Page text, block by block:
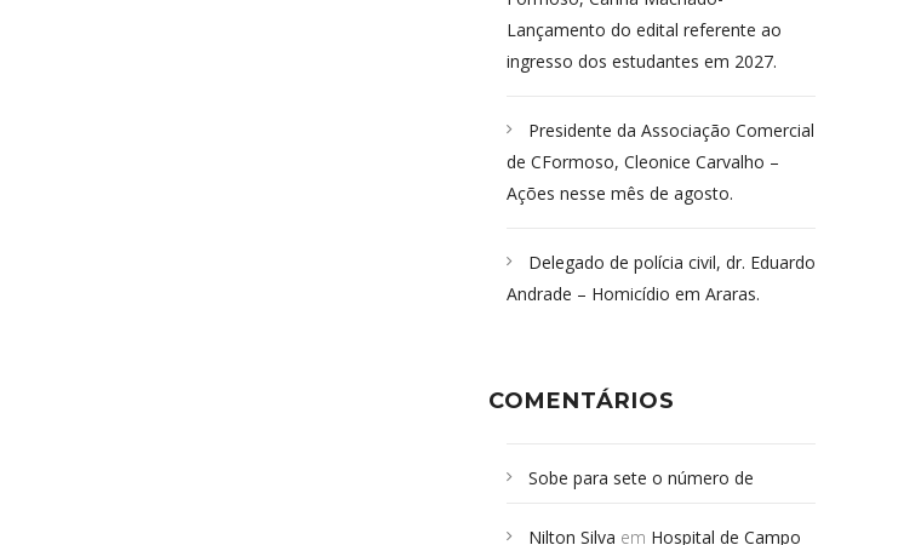
Lançamento do edital referente ao
ingresso dos estudantes em 2027.
Presidente da Associação Comercial
de CFormoso, Cleonice Carvalho –
Ações nesse mês de agosto.
Delegado de polícia civil, dr. Eduardo
Andrade – Homicídio em Araras.
COMENTÁRIOS
Sobe para sete o número de
Nilton Silva em Hospital de Campo